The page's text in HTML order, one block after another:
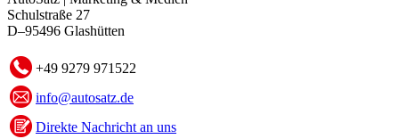
Schulstraße 27
D–95496 Glashütten
+49 9279 971522
info@autosatz.de
Direkte Nachricht an uns